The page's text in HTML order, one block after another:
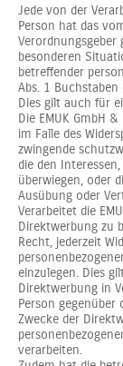
Jede von der
Person hat das
Verordnungsgeber
besonderen
betreffender
Abs. 1 Buchstaben
Dies gilt auch für
Die EMUK GmbH
im Falle des
zwingende
die den
überwiegen, oder
Ausübung oder
Verarbeitet die
Direktwerbung zu
Recht, jederzeit
einzulegen. Dies
Direktwerbung in
Person gegenüber
Zwecke der
verarbeiten.